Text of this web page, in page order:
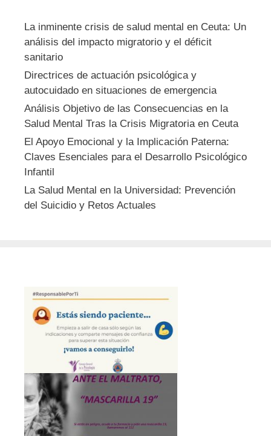
La inminente crisis de salud mental en Ceuta: Un
análisis del impacto migratorio y el déficit
sanitario
Directrices de actuación psicológica y
autocuidado en situaciones de emergencia
Análisis Objetivo de las Consecuencias en la
Salud Mental Tras la Crisis Migratoria en Ceuta
El Apoyo Emocional y la Implicación Paterna:
Claves Esenciales para el Desarrollo Psicológico
Infantil
La Salud Mental en la Universidad: Prevención
del Suicidio y Retos Actuales